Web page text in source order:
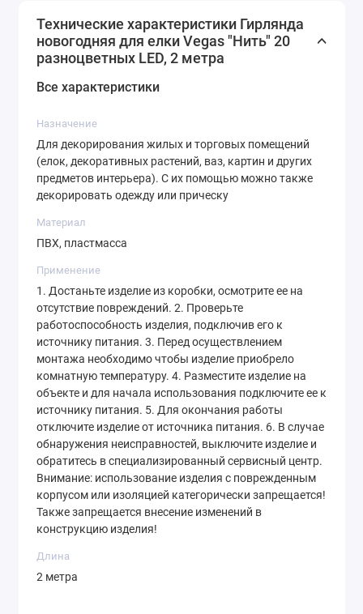
Украшение станет прекрасным дополнением к вашей
новогодней коллекции и будет радовать вас своим
ярким и многокрасочным сиянием. Не упустите
волшебства и радости с помощью гирлянды
светодиодной LED разноцветной для елки, комнаты,
Vegas.
Технические характеристики Гирлянда
новогодняя для елки Vegas "Нить" 20
разноцветных LED, 2 метра
Все характеристики
Назначение
Для декорирования жилых и торговых помещений
(елок, декоративных растений, ваз, картин и других
предметов интерьера). С их помощью можно также
декорировать одежду или прическу
Материал
ПВХ, пластмасса
Применение
1. Достаньте изделие из коробки, осмотрите ее на
отсутствие повреждений. 2. Проверьте
работоспособность изделия, подключив его к
источнику питания. 3. Перед осуществлением
монтажа необходимо чтобы изделие приобрело
комнатную температуру. 4. Разместите изделие на
объекте и для начала использования подключите ее к
источнику питания. 5. Для окончания работы
отключите изделие от источника питания. 6. В случае
обнаружения неисправностей, выключите изделие и
обратитесь в специализированный сервисный центр.
Внимание: использование изделия с поврежденным
корпусом или изоляцией категорически запрещается!
Также запрещается внесение изменений в
конструкцию изделия!
Длина
2 метра